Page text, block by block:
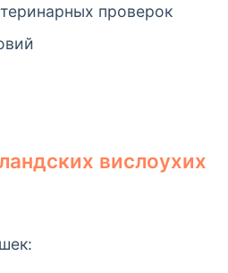
проверок
вислоухих